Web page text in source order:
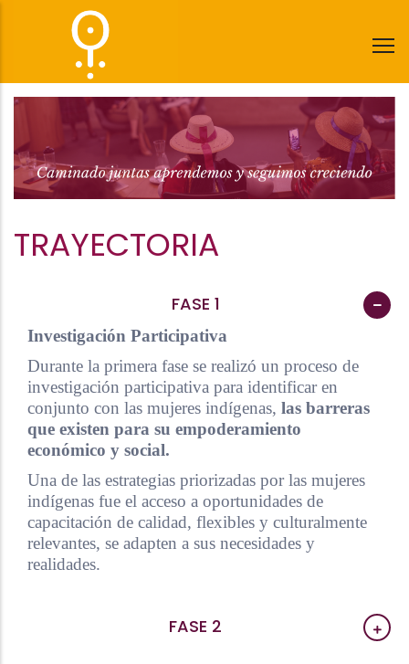
principal
TRAYECTORIA
FASE 1
Investigación Participativa
Durante la primera fase se realizó un proceso de
investigación participativa para identificar en
conjunto con las mujeres indígenas, las barreras
que existen para su empoderamiento
económico y social.
Una de las estrategias priorizadas por las mujeres
indígenas fue el acceso a oportunidades de
capacitación de calidad, flexibles y culturalmente
relevantes, se adapten a sus necesidades y
realidades.
FASE 2